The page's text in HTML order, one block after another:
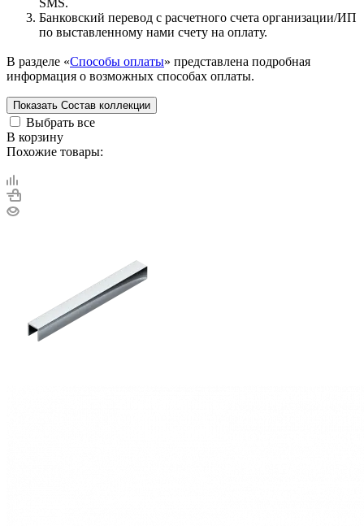
Банковский перевод с расчетного счета организации/ИП
по выставленному нами счету на оплату.
В разделе «Способы оплаты» представлена подробная
информация о возможных способах оплаты.
Показать Состав коллекции
Выбрать все
В корзину
Похожие товары: